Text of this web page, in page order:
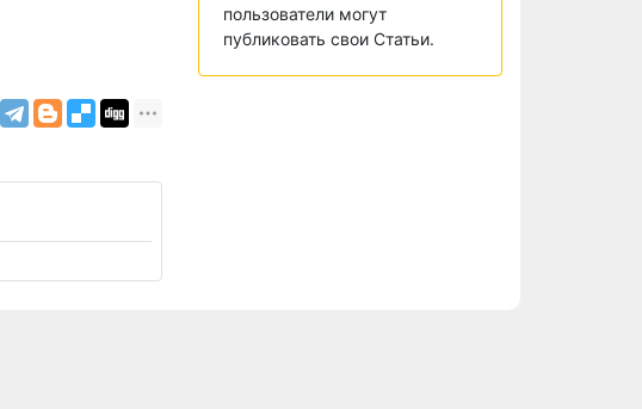
пользователи могут
публиковать свои Статьи.